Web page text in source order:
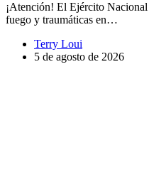
¡Atención! El Ejército Nacional
fuego y traumáticas en…
Terry Loui
5 de agosto de 2026